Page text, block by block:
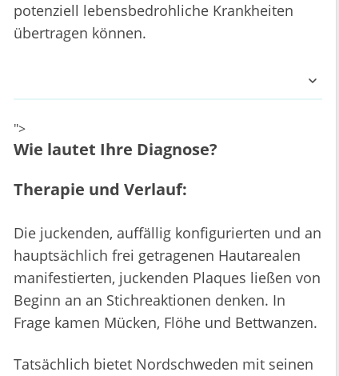
potenziell lebensbedrohliche Krankheiten
übertragen können.
">
Wie lautet Ihre Diagnose?
Therapie und Verlauf:
Die juckenden, auffällig konfigurierten und an
hauptsächlich frei getragenen Hautarealen
manifestierten, juckenden Plaques ließen von
Beginn an an Stichreaktionen denken. In
Frage kamen Mücken, Flöhe und Bettwanzen.
Tatsächlich bietet Nordschweden mit seinen